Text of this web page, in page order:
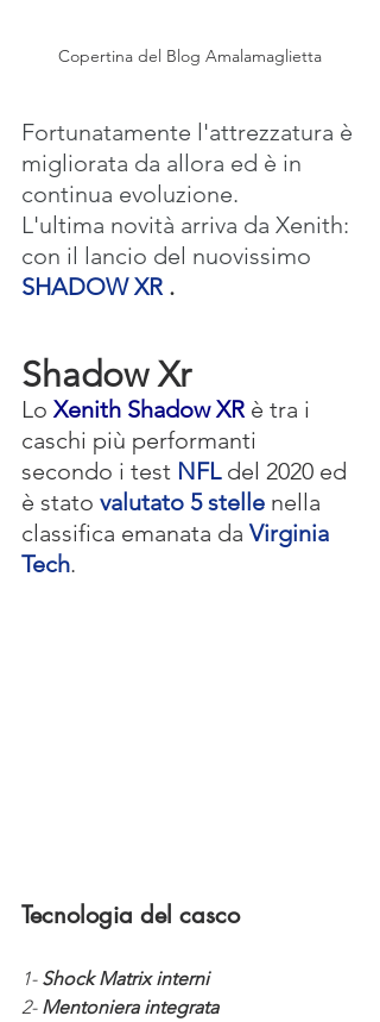
Copertina del Blog Amalamaglietta
Fortunatamente l'attrezzatura è
migliorata da allora ed è in
continua evoluzione.
L'ultima novità arriva da Xenith:
con il lancio del nuovissimo
SHADOW XR .
Shadow Xr
Lo Xenith Shadow XR è tra i
caschi più performanti
secondo i test NFL del 2020 ed
è stato valutato 5 stelle nella
classifica emanata da Virginia
Tech.
Tecnologia del casco
1- Shock Matrix interni
2- Mentoniera integrata